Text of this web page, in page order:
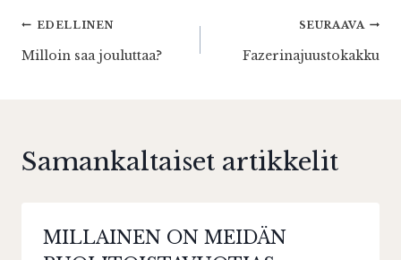
Artikkelien
selaus
EDELLINEN
Milloin saa jouluttaa?
SEURAAVA
Fazerinajuustokakku
Samankaltaiset artikkelit
MILLAINEN ON MEIDÄN